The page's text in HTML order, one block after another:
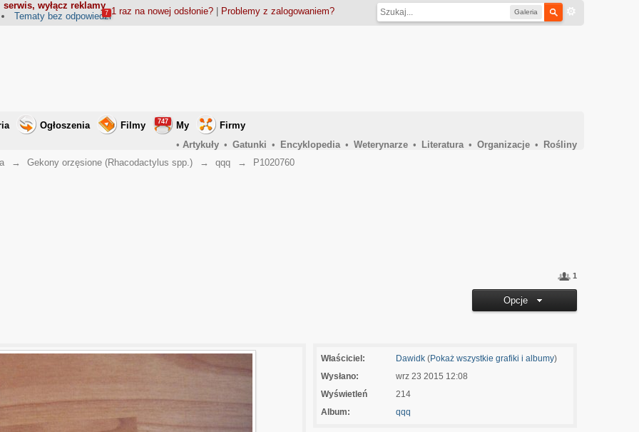
serwis, wyłącz reklamy
Galeria
1 raz na nowej odsłonie?| Problemy z zalogowaniem?
Tematy bez odpowiedzi
7
Ogłoszenia Filmy My
747
Firmy
• Artykuły • Gatunki • Encyklopedia • Weterynarze • Literatura • Organizacje •
Rośliny
→ Gekony orzęsione (Rhacodactylus spp.) → qqq → P1020760
1
Opcje
Właściciel: Dawidk(Pokaż wszystkie grafiki i albumy)
Wysłano:
wrz 23 2015 12:08
Wyświetleń
214
Album:
qqq